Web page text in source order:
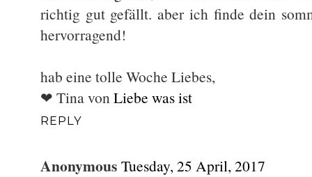
richtig gut gefällt. aber ich finde dein
hervorragend!
hab eine tolle Woche Liebes,
❤ Tina von Liebe was ist
REPLY
Anonymous Tuesday, 25 April, 2017